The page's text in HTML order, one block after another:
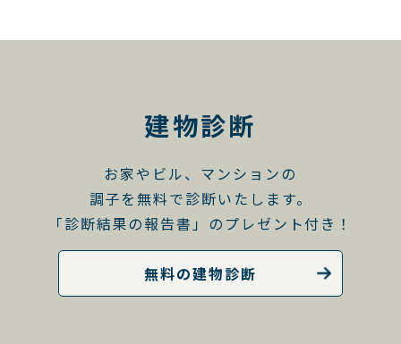
建物診断
お家やビル、マンションの
調子を無料で診断いたします。
「診断結果の報告書」のプレゼント付き！
無料の建物診断